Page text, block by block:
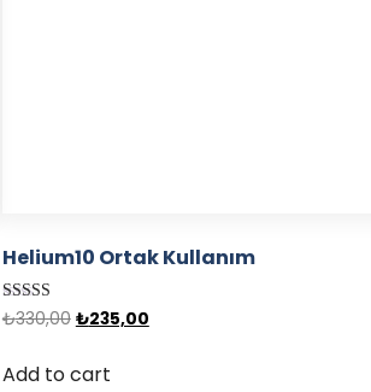
Helium10 Ortak Kullanım
Rated
4.43
₺330,00 ₺235,00
Add to cart